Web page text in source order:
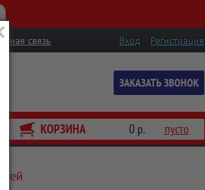
Вход Регистрация
связь
ЗАКАЗАТЬ ЗВОНОК
КОРЗИНА 0 р. пусто